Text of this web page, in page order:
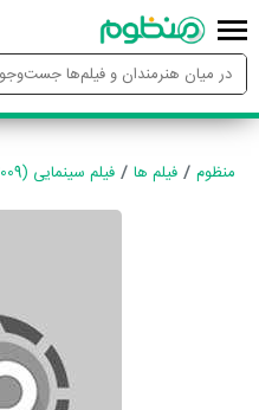
منظوم فیلم ها فیلم سینمایی American High School (2009)